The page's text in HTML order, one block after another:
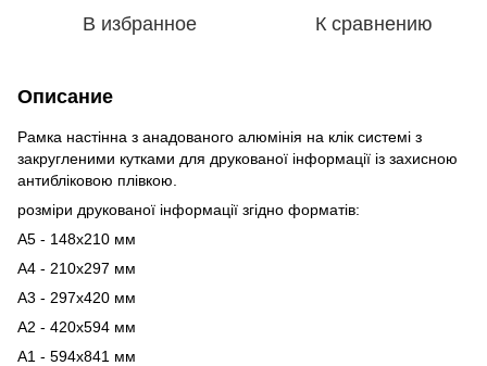
В избранное К сравнению
Описание
Рамка настінна з анадованого алюмінія на клік системі з
закругленими кутками для друкованої інформації із захисною
антибліковою плівкою.
розміри друкованої інформації згідно форматів:
А5 - 148х210 мм
А4 - 210х297 мм
А3 - 297х420 мм
А2 - 420х594 мм
A1 - 594х841 мм